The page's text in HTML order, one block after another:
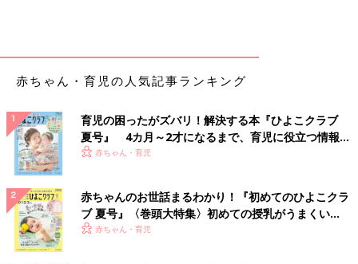
内のあちこちの飲食店でやっています」
献立に困ったときの参考になる「郷土料理」
毎日のごはん作りで取り入れられそうな「郷土料理」情報も。
「うどん県の郷土料理である、『しっぽくうどん』はいかがです
か？いりこだしで、大根や人参、里芋などの根菜類、天ぷらと呼
ばれる練り物などを煮込んで、うどんにかけるんです。野菜がた
っぷり摂れていいと思います」
赤ちゃん・育児の人気記事ランキング
育児の困ったがズバリ！解決する本『ひよこクラブ
夏号』 4カ月～2才になるまで、育児に役立つ情報が
いっぱい！
赤ちゃん・育児
赤ちゃんのお世話まるわかり！『初めてのひよこクラ
ブ 夏号』〈巻頭大特集〉初めての授乳がうまくい
く！ おっぱい・ミルクの基本と夏のトラブル 解決テ
赤ちゃん・育児